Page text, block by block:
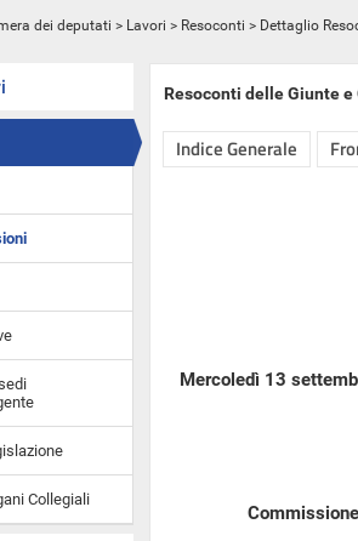
dei deputati > Lavori > Resoconti > Dettaglio
Collegiali
Resoconti delle Giunte
Indice Generale
Mercoledì 13